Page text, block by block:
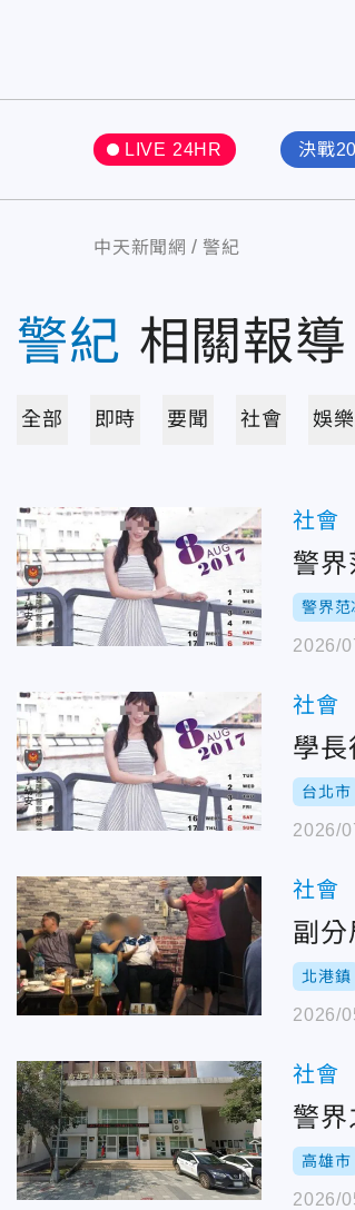
LIVE 24HR 決戰
中天新聞網 警紀
警紀 相關報導
全部 即時 要聞 社會 娛樂
社會
警
警界范
2026/
社會
學
台北市
2026/
社會
副
北港鎮
2026/
社會
警界
高雄市
2026/